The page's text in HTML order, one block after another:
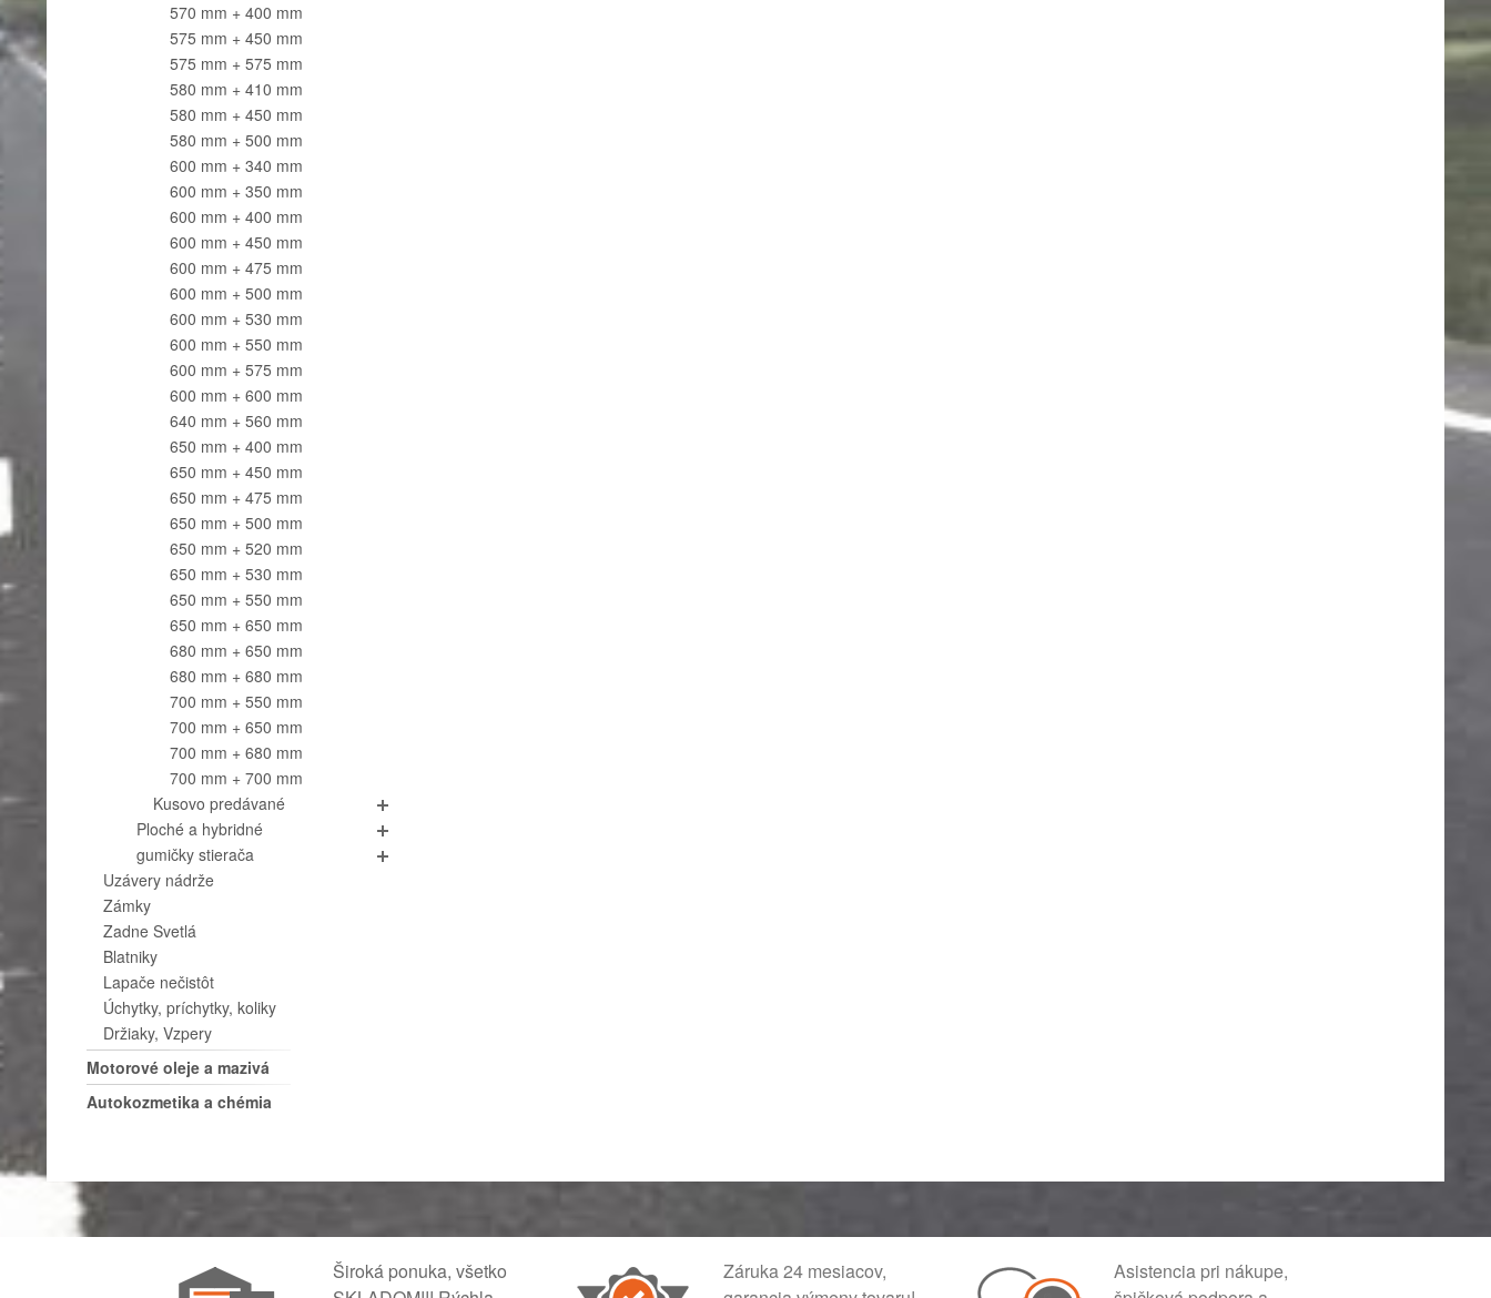
570 mm + 400 mm
575 mm + 450 mm
575 mm + 575 mm
580 mm + 410 mm
580 mm + 450 mm
580 mm + 500 mm
600 mm + 340 mm
600 mm + 350 mm
600 mm + 400 mm
600 mm + 450 mm
600 mm + 475 mm
600 mm + 500 mm
600 mm + 530 mm
600 mm + 550 mm
600 mm + 575 mm
600 mm + 600 mm
640 mm + 560 mm
650 mm + 400 mm
650 mm + 450 mm
650 mm + 475 mm
650 mm + 500 mm
650 mm + 520 mm
650 mm + 530 mm
650 mm + 550 mm
650 mm + 650 mm
680 mm + 650 mm
680 mm + 680 mm
700 mm + 550 mm
700 mm + 650 mm
700 mm + 680 mm
700 mm + 700 mm
Kusovo predávané
Ploché a hybridné
gumičky stierača
Uzávery nádrže
Zámky
Zadne Svetlá
Blatniky
Lapače nečistôt
Úchytky, príchytky, koliky
Držiaky, Vzpery
Motorové oleje a mazivá
Autokozmetika a chémia
Široká ponuka, všetko
Záruka 24 mesiacov,
Asistencia pri nákupe,